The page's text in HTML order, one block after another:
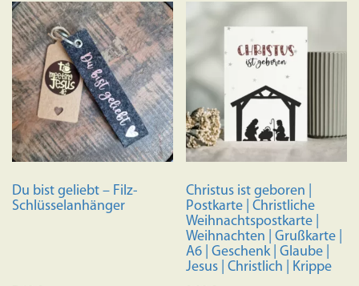
Du bist geliebt – Filz-
Schlüsselanhänger
Christus ist geboren |
Postkarte | Christliche
Weihnachtspostkarte |
Weihnachten | Grußkarte |
A6 | Geschenk | Glaube |
Jesus | Christlich | Krippe